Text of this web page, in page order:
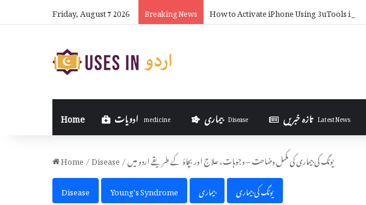
Friday, August 7 2026 Breaking News How to Activate iPhone Using 3uTools in Urdu
Home medicine بیماری Disease تازہ خبریں Latest News
Home/Disease/یونگ کی بیماری کی مکمل وضاحت – وجوہات، علاج اور بچاؤ کے طریقے اردو میں
Disease
Young's Syndrome بیماری یونگ کی بیماری